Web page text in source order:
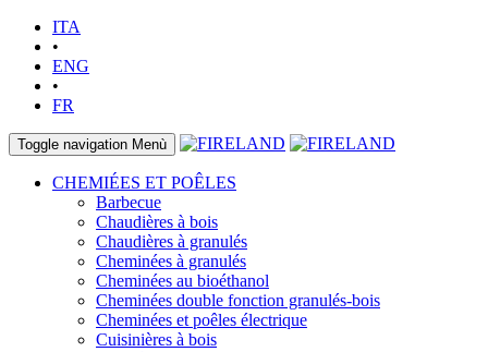
ITA
•
ENG
•
FR
Toggle navigation Menù
CHEMIÉES ET POÊLES
Barbecue
Chaudières à bois
Chaudières à granulés
Cheminées à granulés
Cheminées au bioéthanol
Cheminées double fonction granulés-bois
Cheminées et poêles électrique
Cuisinières à bois